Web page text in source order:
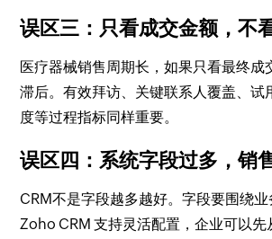
误区三：只看成交金额，不
医疗器械销售周期长，如果只看最终成
滞后。有效拜访、关键联系人覆盖、试
度等过程指标同样重要。
误区四：系统字段过多，销
CRM不是字段越多越好。字段要围绕业
Zoho CRM 支持灵活配置，企业可以